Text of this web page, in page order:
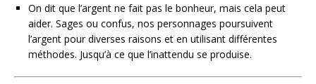
On dit que l’argent ne fait pas le bonheur, mais cela peut
aider. Sages ou confus, nos personnages poursuivent
l’argent pour diverses raisons et en utilisant différentes
méthodes. Jusqu’à ce que l’inattendu se produise.